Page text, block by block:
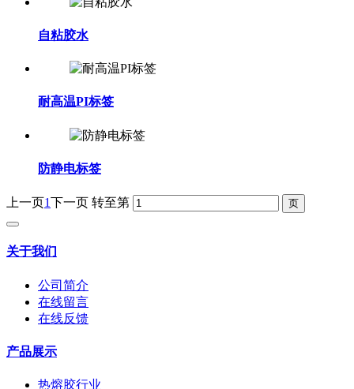
自粘胶水
耐高温PI标签
防静电标签
上一页1下一页 转至第
关于我们
公司简介
在线留言
在线反馈
产品展示
热熔胶行业